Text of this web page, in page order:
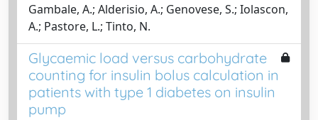
Gambale, A.; Alderisio, A.; Genovese, S.; Iolascon,
A.; Pastore, L.; Tinto, N.
Glycaemic load versus carbohydrate
counting for insulin bolus calculation in
patients with type 1 diabetes on insulin
pump